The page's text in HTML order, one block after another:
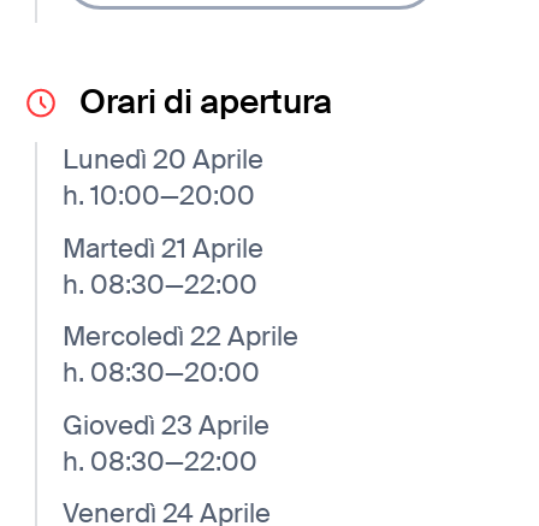
Orari di apertura
Lunedì 20 Aprile
h. 10:00—20:00
Martedì 21 Aprile
h. 08:30—22:00
Mercoledì 22 Aprile
h. 08:30—20:00
Giovedì 23 Aprile
h. 08:30—22:00
Venerdì 24 Aprile